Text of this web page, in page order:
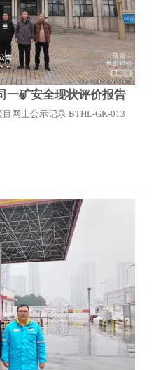
一矿安全现状评价报告
网上公示记录 BTHL-GK-013